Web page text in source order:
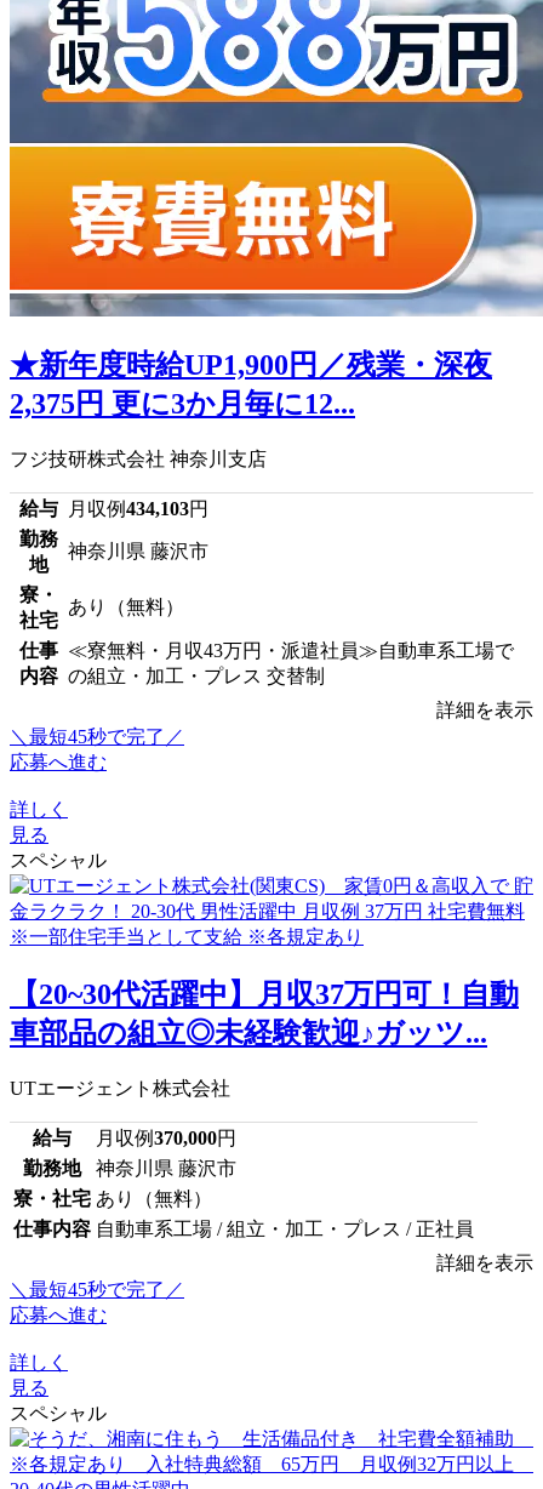
★新年度時給UP1,900円／残業・深夜
2,375円 更に3か月毎に12...
フジ技研株式会社 神奈川支店
給与 月収例434,103円
勤務
地
神奈川県 藤沢市
寮・
社宅
あり（無料）
仕事
内容
≪寮無料・月収43万円・派遣社員≫自動車系工場で
の組立・加工・プレス 交替制
詳細を表示
＼最短45秒で完了／
応募へ進む
詳しく
見る
スペシャル
【20~30代活躍中】月収37万円可！自動
車部品の組立◎未経験歓迎♪ガッツ...
UTエージェント株式会社
給与 月収例370,000円
勤務地
神奈川県 藤沢市
寮・社宅 あり（無料）
仕事内容 自動車系工場 / 組立・加工・プレス / 正社員
詳細を表示
＼最短45秒で完了／
応募へ進む
詳しく
見る
スペシャル